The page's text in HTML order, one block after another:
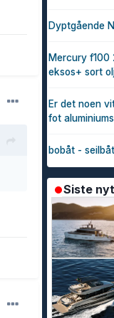
Dyptgående
Mercury f100
eksos+ sort
Er det noen
fot
bobåt -
Siste